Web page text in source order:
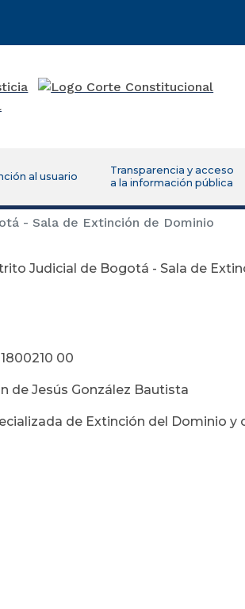
al usuario
Transparencia y acceso
a la información pública
- Sala de Extinción de Dominio
Judicial de Bogotá - Sala de
00
de Jesús González Bautista
de Extinción del Dominio y